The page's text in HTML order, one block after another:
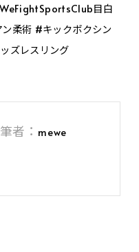
目白
柔術 #キックボクシン
ズレスリング
者： mewe